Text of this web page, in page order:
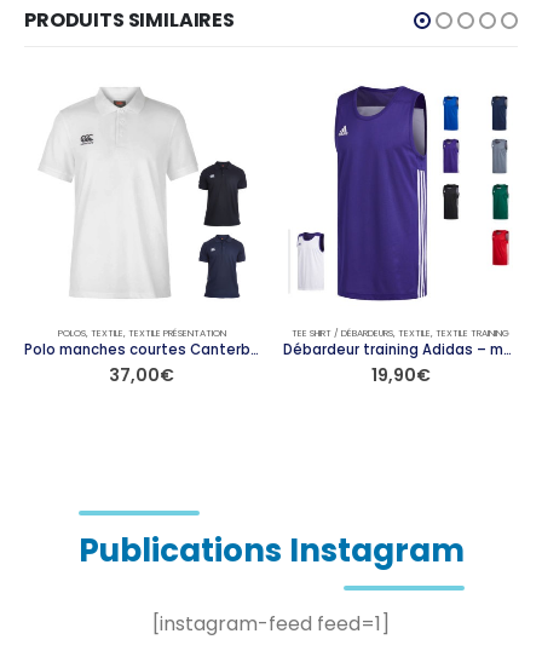
PRODUITS SIMILAIRES
POLOS, TEXTILE, TEXTILE PRÉSENTATION
Polo manches courtes Canterbury – modèle WAIMAK
37,00€
TEE SHIRT / DÉBARDEURS, TEXTILE, TEXTILE TRAINING
Débardeur training Adidas – modèle REVERS
19,90€
Publications Instagram
[instagram-feed feed=1]